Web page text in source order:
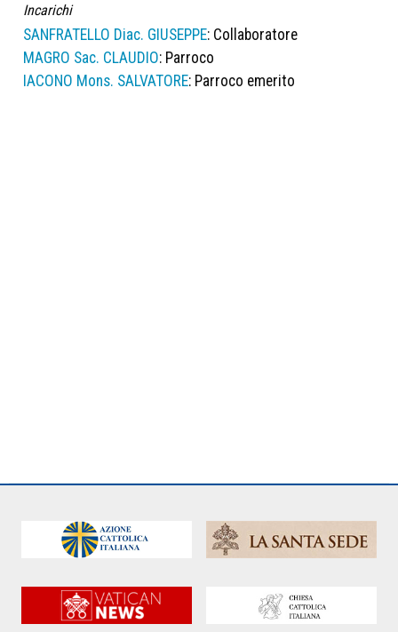
Incarichi
SANFRATELLO Diac. GIUSEPPE: Collaboratore
MAGRO Sac. CLAUDIO: Parroco
IACONO Mons. SALVATORE: Parroco emerito